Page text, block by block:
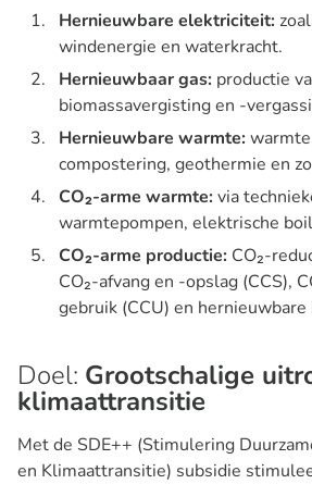
Hernieuwbare elektriciteit:
windenergie en waterkracht.
Hernieuwbaar gas: productie
biomassavergisting en -
Hernieuwbare warmte:
compostering, geothermie en
CO₂-arme warmte:via
warmtepompen, elektrische
CO₂-arme productie: CO₂-
CO₂-afvang en -opslag (CCS),
gebruik (CCU) en
Doel: Grootschalige
klimaattransitie
Met de SDE++ (Stimulering
en Klimaattransitie) subsidie